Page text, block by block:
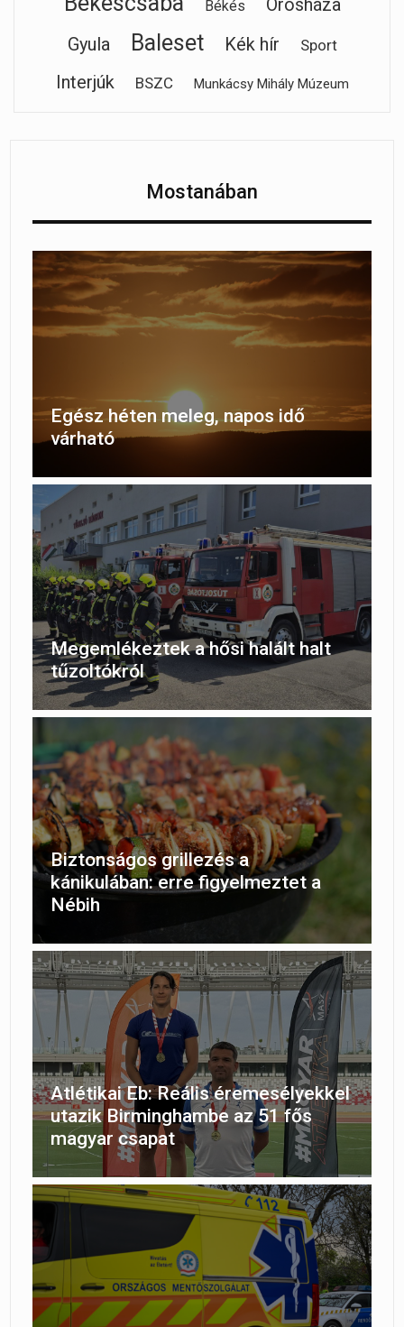
Békés
Orosháza
Gyula
Baleset Kék hír Sport
Interjúk BSZC Munkácsy Mihály Múzeum
Mostanában
Egész héten meleg, napos idő
várható
Megemlékeztek a hősi halált halt
tűzoltókról
Biztonságos grillezés a
kánikulában: erre figyelmeztet a
Nébih
Atlétikai Eb: Reális éremesélyekkel
utazik Birminghambe az 51 fős
magyar csapat